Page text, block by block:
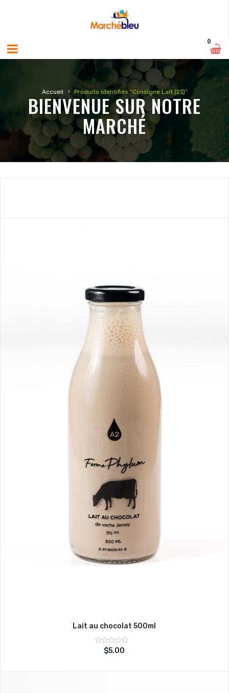
0
Accueil › Produits identifiés “Consigne Lait (2$)”
BIENVENUE SUR NOTRE
MARCHÉ
Lait au chocolat 500ml
Note
sur
$5.00